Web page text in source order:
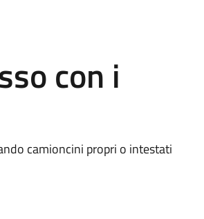
con i
camioncini propri o intestati